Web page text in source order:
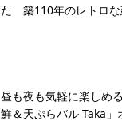
た 築110年のレトロな
昼も夜も気軽に楽しめ
鮮＆天ぷらバル Taka